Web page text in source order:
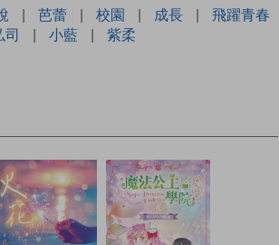
| 芭蕾 | 校園 | 成長 |
飛躍青春
司 | 小藍 | 紫柔